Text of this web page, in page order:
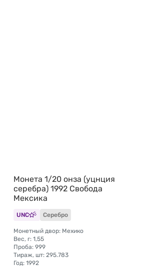
Монета 1/20 онза (уцнция
серебра) 1992 Свобода
Мексика
UNC Серебро
Монетный двор: Мехико
Вес, г: 1,55
Проба: 999
Тираж, шт: 295.783
Год: 1992